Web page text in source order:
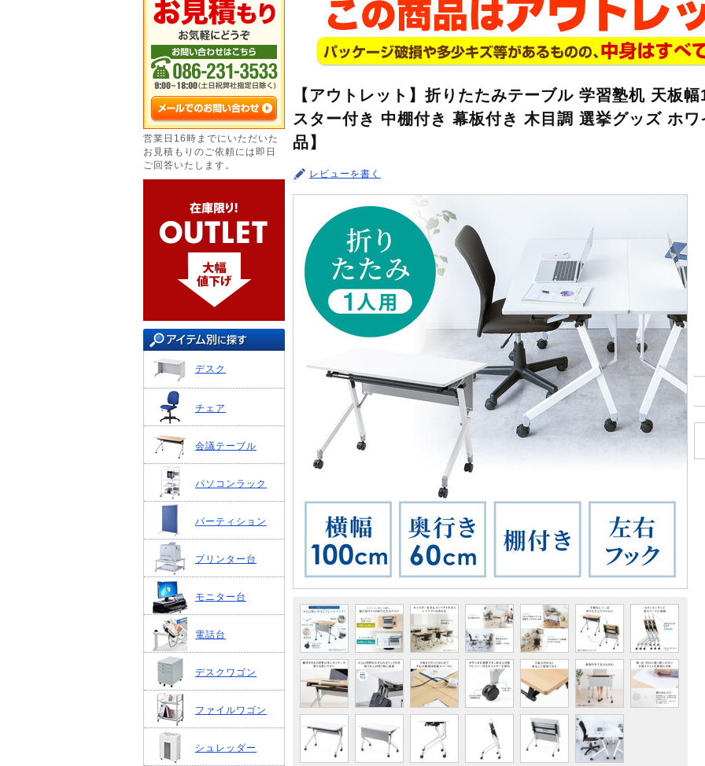
営業日16時までにいただいた
お見積もりのご依頼には即日
ご回答いたします。
デスク
チェア
会議テーブル
パソコンラック
パーティション
プリンター台
モニター台
電話台
デスクワゴン
ファイルワゴン
シュレッダー
【アウトレット】折りたたみテーブル 学習塾机 天板
スター付き 中棚付き 幕板付き 木目調 選挙グッズ ホ
品】
レビューを書く